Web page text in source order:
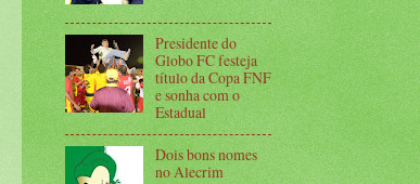
Presidente do
Globo FC festeja
título da Copa FNF
e sonha com o
Estadual
Dois bons nomes
no Alecrim